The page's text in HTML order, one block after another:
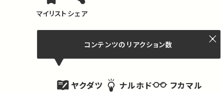
マイリスト シェア
コンテンツの リアクション数
ヤクダツ ナルホド フカマル